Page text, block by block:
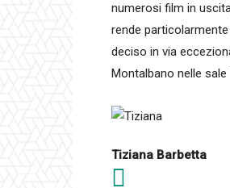
numerosi film in
rende
deciso in via
Montalbano nelle sale
Tiziana Barbetta